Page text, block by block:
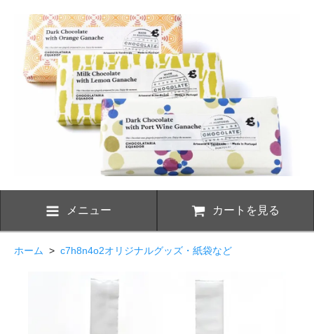
メニュー カートを見る
ホーム > c7h8n4o2オリジナルグッズ・紙袋など